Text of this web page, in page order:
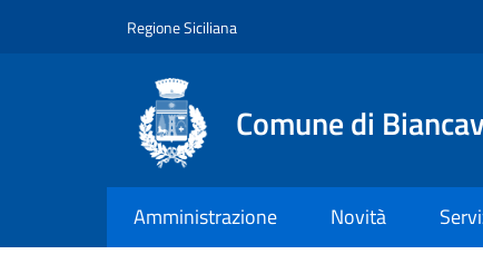
Regione Siciliana
Comune di
Amministrazione Novità